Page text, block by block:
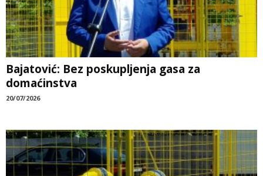
Bajatović: Bez poskupljenja gasa za
domaćinstva
20/07/2026